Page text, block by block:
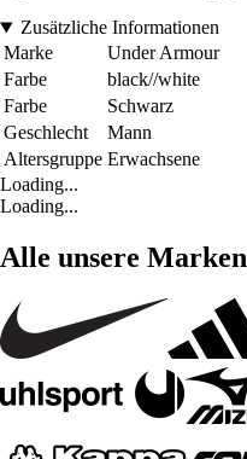
Zusätzliche Informationen
Marke
Under Armour
Farbe
black//white
Farbe
Schwarz
Geschlecht
Mann
Altersgruppe Erwachsene
Loading...
Loading...
Alle unsere Marken